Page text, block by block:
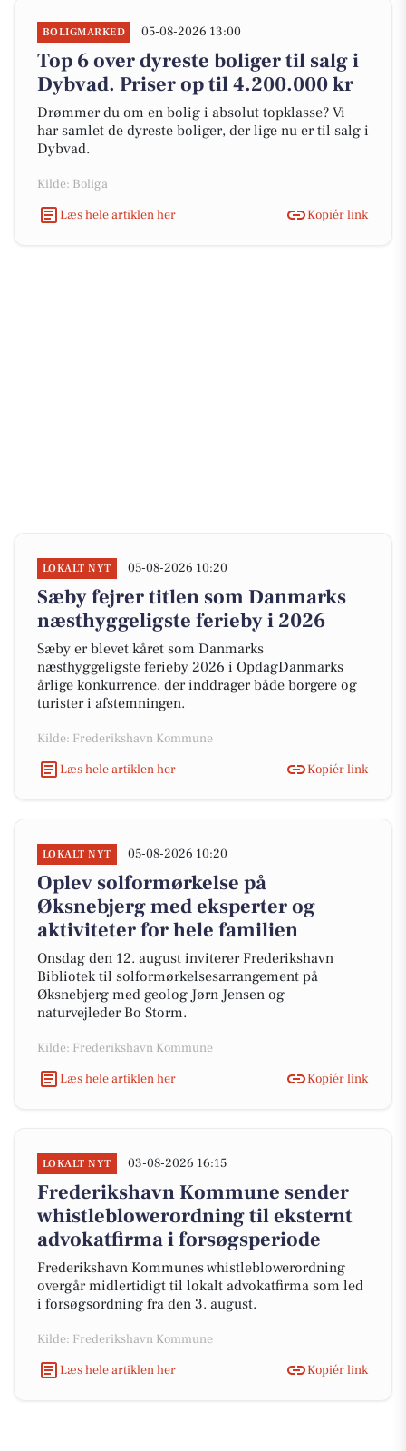
BOLIGMARKED 05-08-2026 13:00
Top 6 over dyreste boliger til salg i
Dybvad. Priser op til 4.200.000 kr
Drømmer du om en bolig i absolut topklasse? Vi
har samlet de dyreste boliger, der lige nu er til salg i
Dybvad.
Kilde: Boliga
Læs hele artiklen her
Kopiér link
LOKALT NYT 05-08-2026 10:20
Sæby fejrer titlen som Danmarks
næsthyggeligste ferieby i 2026
Sæby er blevet kåret som Danmarks
næsthyggeligste ferieby 2026 i OpdagDanmarks
årlige konkurrence, der inddrager både borgere og
turister i afstemningen.
Kilde: Frederikshavn Kommune
Læs hele artiklen her
Kopiér link
LOKALT NYT 05-08-2026 10:20
Oplev solformørkelse på
Øksnebjerg med eksperter og
aktiviteter for hele familien
Onsdag den 12. august inviterer Frederikshavn
Bibliotek til solformørkelsesarrangement på
Øksnebjerg med geolog Jørn Jensen og
naturvejleder Bo Storm.
Kilde: Frederikshavn Kommune
Læs hele artiklen her
Kopiér link
LOKALT NYT 03-08-2026 16:15
Frederikshavn Kommune sender
whistleblowerordning til eksternt
advokatfirma i forsøgsperiode
Frederikshavn Kommunes whistleblowerordning
overgår midlertidigt til lokalt advokatfirma som led
i forsøgsordning fra den 3. august.
Kilde: Frederikshavn Kommune
Læs hele artiklen her
Kopiér link